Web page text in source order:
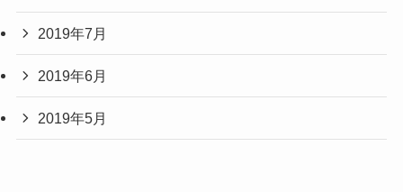
2019年7月
2019年6月
2019年5月